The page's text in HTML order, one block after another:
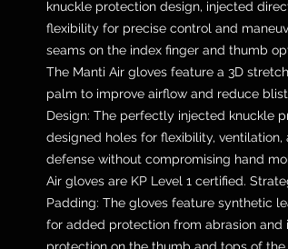
knuckle protection design, injected
flexibility for precise control and
seams on the index finger and thumb
The Manti Air gloves feature a 3D
palm to improve airflow and reduce
Design: The perfectly injected knuckle
designed holes for flexibility,
defense without compromising hand
Air gloves are KP Level 1 certified.
Padding: The gloves feature synthetic
for added protection from abrasion and